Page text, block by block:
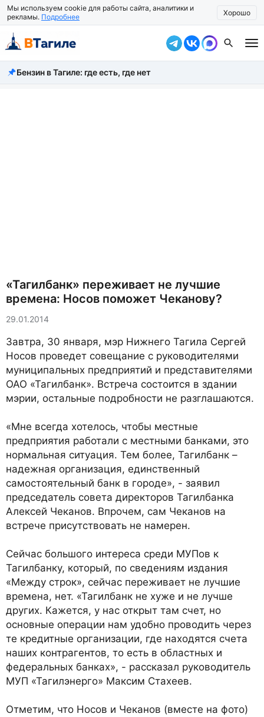
Мы используем cookie для работы сайта, аналитики и
рекламы. Подробнее Хорошо
Все новости
Бензин в Тагиле: где есть, где нет
«Тагилбанк» переживает не лучшие
времена: Носов поможет Чеканову?
29.01.2014
Завтра, 30 января, мэр Нижнего Тагила Сергей
Носов проведет совещание с руководителями
муниципальных предприятий и представителями
ОАО «Тагилбанк». Встреча состоится в здании
мэрии, остальные подробности не разглашаются.
«Мне всегда хотелось, чтобы местные
предприятия работали с местными банками, это
нормальная ситуация. Тем более, Тагилбанк –
надежная организация, единственный
самостоятельный банк в городе», - заявил
председатель совета директоров Тагилбанка
Алексей Чеканов. Впрочем, сам Чеканов на
встрече присутствовать не намерен.
Сейчас большого интереса среди МУПов к
Тагилбанку, который, по сведениям издания
«Между строк», сейчас переживает не лучшие
времена, нет. «Тагилбанк не хуже и не лучше
других. Кажется, у нас открыт там счет, но
основные операции нам удобно проводить через
те кредитные организации, где находятся счета
наших контрагентов, то есть в областных и
федеральных банках», - рассказал руководитель
МУП «Тагилэнерго» Максим Стахеев.
Отметим, что Носов и Чеканов (вместе на фото)